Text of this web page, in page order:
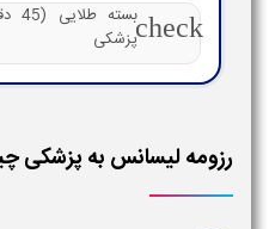
checkپزشکی
رزومه لیسانس به پزشکی